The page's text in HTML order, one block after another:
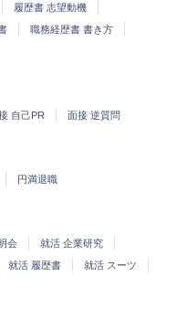
履歴書 志望動機
職務経歴書 書き方
自己PR 面接 逆質問
円満退職
会
就活 企業研究
就活 履歴書
就活 スーツ